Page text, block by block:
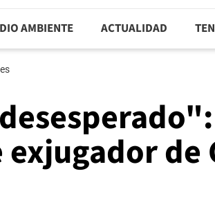
AMBIENTE ACTUALIDAD
exjugador